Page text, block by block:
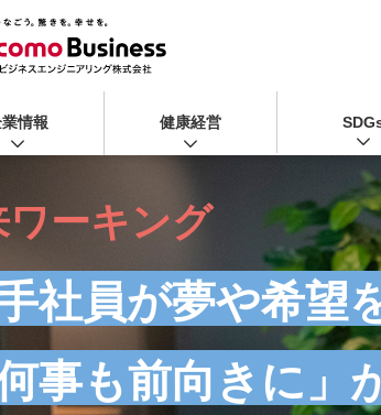
情報 健康経営
ワーキング
社員が夢や希望
何事も前向きに」